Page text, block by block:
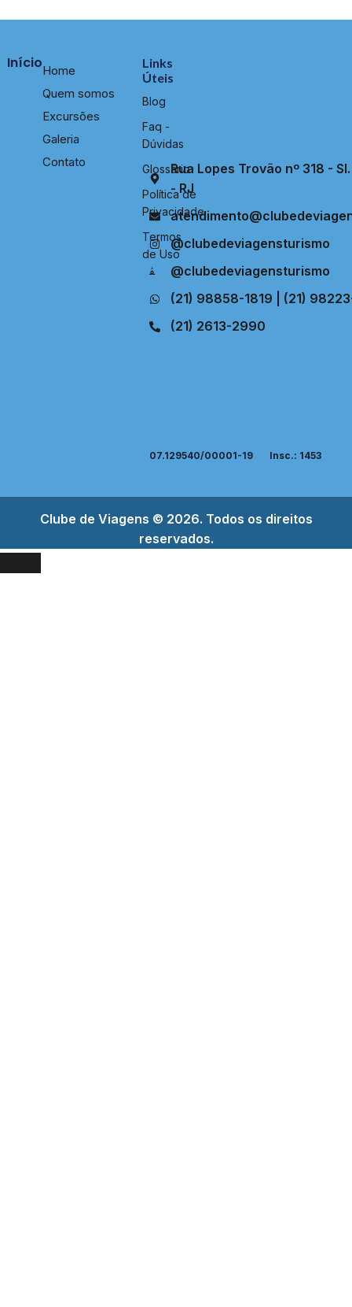
Rua Lopes Trovão nº 318 -
- RJ
@clubedeviagensturismo
@clubedeviagensturismo
(21) 98858-1819 | (21)
(21) 2613-2990
07.129540/00001-19 Insc.: 1453
InícioHome
Quem somos
Excursões
Galeria
Contato
Links
Úteis
Blog
Faq -
Dúvidas
Glossário
Política de
Privacidade
Termos
de Uso
Clube de Viagens © 2026. Todos os direitos
reservados.